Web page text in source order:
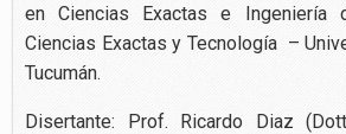
en Ciencias Exactas e Ingeniería
Ciencias Exactas y Tecnología –
Tucumán.
Disertante: Prof. Ricardo Diaz